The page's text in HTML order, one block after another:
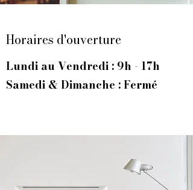
Horaires d'ouverture
Lundi au Vendredi : 9h - 17h
Samedi & Dimanche : Fermé